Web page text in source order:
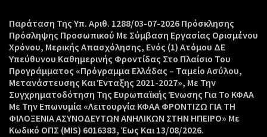
Παράταση Της Υπ. Αριθ. 1288/03-07-2026 Πρόσκλησης
Πρόσληψης Προσωπικού Με Σύμβαση Εργασίας Ορισμένου
Χρόνου, Μερικής Απασχόλησης, Ενός (1) Ατόμου ΔΕ
Υπεύθυνου Καθημερινής Φροντίδας Στο Πλαίσιο Του
Προγράμματος «Πρόγραμμα Ελλάδας – Ταμείο Ασύλου,
Μετανάστευσης Και Ένταξης 2021-2027», Με Την
Συγχρηματοδότηση Της Ευρωπαϊκής Ένωσης Για Το ΚΦΑΑ
Με Την Επωνυμία «Λειτουργία ΚΦΑΑ ΦΡΟΝΤΙΖΩ ΓΙΑ ΤΗ
ΦΙΛΟΞΕΝΙΑ ΑΣΥΝΟΔΕΥΤΩΝ ΑΝΗΛΙΚΩΝ ΣΤΗΝ ΗΠΕΙΡΟ» Με
Κωδικό ΟΠΣ (MIS) 6016383, Έως Και 13/08/2026.